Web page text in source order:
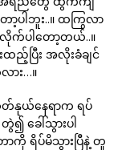
ာ့ပါဘူး..။ ထကြွလာ
က်ပါတော့တယ်..။
ည့်ပြီး အလိုးခံချင်
ား…။
နုယ်နေရာက ရပ်
ခေါ်သွားပါ
ရိပ်မိသွားပြီနဲ့ တူ